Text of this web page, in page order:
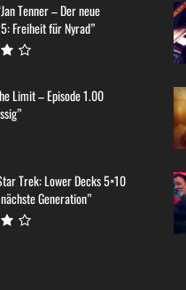
Tenner – Der neue
Freiheit für Nyrad”
Limit – Episode 1.00
Trek: Lower Decks 5×10
Generation”